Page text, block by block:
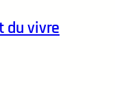
du vivre